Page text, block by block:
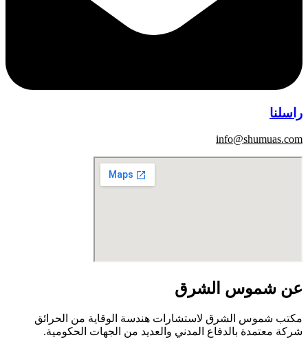
راسلنا
info@shumuas.com
عن شموس الشرق
مكتب شموس الشرق لاستشارات هندسة الوقاية من الحرائق
شركة معتمدة بالدفاع المدني والعديد من الجهات الحكومية.